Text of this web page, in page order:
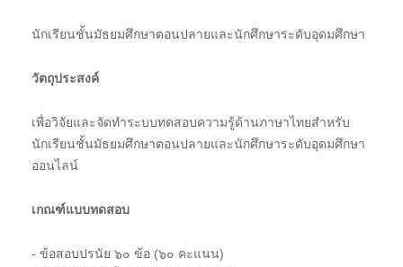
นักเรียนชั้นมัธยมศึกษาตอนปลายและนักศึกษาระดับอุดมศึกษา
วัตถุประสงค์
เพื่อวิจัยและจัดทำระบบทดสอบความรู้ด้านภาษาไทยสำหรับ
นักเรียนชั้นมัธยมศึกษาตอนปลายและนักศึกษาระดับอุดมศึกษา
ออนไลน์
เกณฑ์แบบทดสอบ
- ข้อสอบปรนัย ๖๐ ข้อ (๖๐ คะแนน)